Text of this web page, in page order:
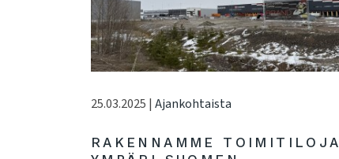
25.03.2025 | Ajankohtaista
RAKENNAMME TOIMITILOJA